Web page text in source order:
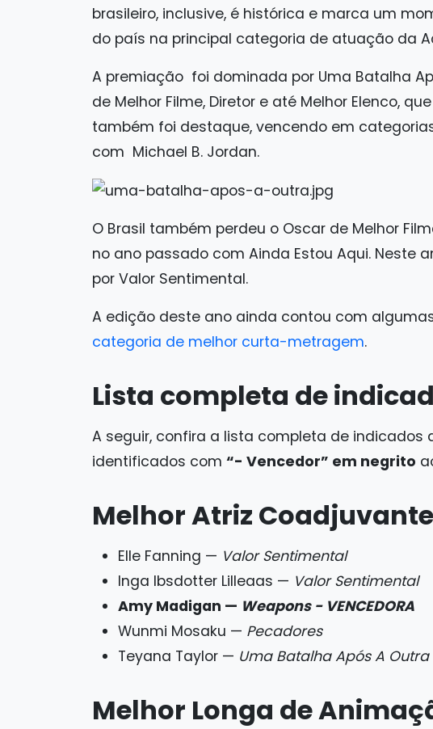
brasileiro, inclusive, é histórica e marca um
do país na principal categoria de atuação da
A premiação foi dominada por Uma Batalha
de Melhor Filme, Diretor e até Melhor Elenco,
também foi destaque, vencendo em
com Michael B. Jordan.
O Brasil também perdeu o Oscar de Melhor
no ano passado com Ainda Estou Aqui. Neste
por Valor Sentimental.
A edição deste ano ainda contou com
categoria de melhor curta-metragem.
Lista completa de
A seguir, confira a lista completa de indicados
identificados com “- Vencedor” em negrito
Melhor Atriz Coadjuvante
Elle Fanning — Valor Sentimental
Inga Ibsdotter Lilleaas — Valor Sentimental
Amy Madigan — Weapons - VENCEDORA
Wunmi Mosaku — Pecadores
Teyana Taylor — Uma Batalha Após A Outra
Melhor Longa de